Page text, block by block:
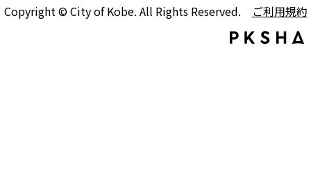
Copyright © City of Kobe. All Rights Reserved. ご利用規約